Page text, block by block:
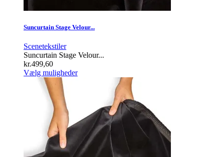
Suncurtain Stage Velour...
Scenetekstiler
Suncurtain Stage Velour...
kr.499,60
Vælg mulighederDette
varianter.
Mulighederne
kan
vælges
på
varesiden